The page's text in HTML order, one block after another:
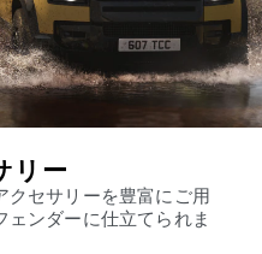
リー
セサリーを豊富にご用
ンダーに仕立てられま